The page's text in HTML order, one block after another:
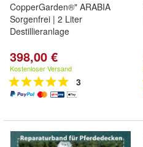
CopperGarden®" ARABIA
Sorgenfrei | 2 Liter
Destillieranlage
398,00 €
Kostenloser Versand
3